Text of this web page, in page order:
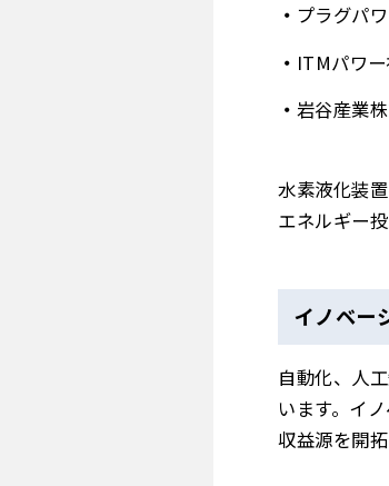
プラグパ
ITMパワー
岩谷産業
水素液化装
エネルギー
イノベー
自動化、人
います。イ
収益源を開拓